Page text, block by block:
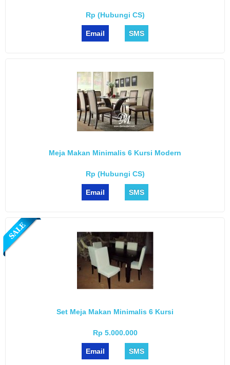
Rp (Hubungi CS)
Email SMS
Meja Makan Minimalis 6 Kursi Modern
Rp (Hubungi CS)
Email SMS
Set Meja Makan Minimalis 6 Kursi
Rp 5.000.000
Email SMS